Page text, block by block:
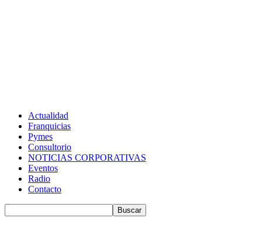
Actualidad
Franquicias
Pymes
Consultorio
NOTICIAS CORPORATIVAS
Eventos
Radio
Contacto